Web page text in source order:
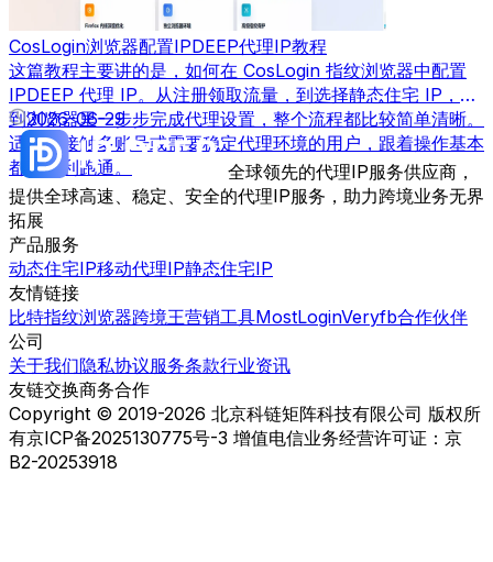
CosLogin浏览器配置IPDEEP代理IP教程
这篇教程主要讲的是，如何在 CosLogin 指纹浏览器中配置
IPDEEP 代理 IP。从注册领取流量，到选择静态住宅 IP，再
到浏览器里一步步完成代理设置，整个流程都比较简单清晰。
适合刚接触多账号或需要稳定代理环境的用户，跟着操作基本
都能顺利跑通。
2026-06-29
全球领先的代理IP服务供应商，
提供全球高速、稳定、安全的代理IP服务，助力跨境业务无界
拓展
产品服务
动态住宅IP移动代理IP静态住宅IP
友情链接
比特指纹浏览器跨境王营销工具MostLoginVeryfb合作伙伴
公司
关于我们隐私协议服务条款行业资讯
友链交换商务合作
Copyright © 2019-2026 北京科链矩阵科技有限公司 版权所
有京ICP备2025130775号-3 增值电信业务经营许可证：京
B2-20253918